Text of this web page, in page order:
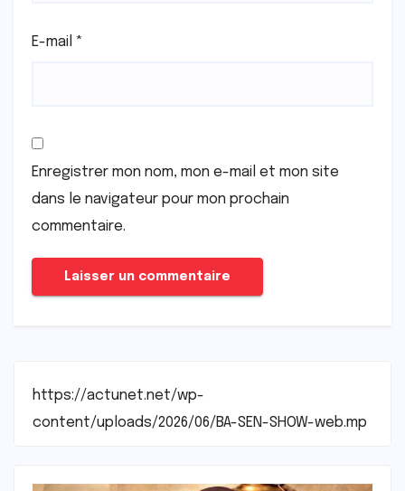
E-mail *
Enregistrer mon nom, mon e-mail et mon site
dans le navigateur pour mon prochain
commentaire.
https://actunet.net/wp-
content/uploads/2026/06/BA-SEN-SHOW-web.mp